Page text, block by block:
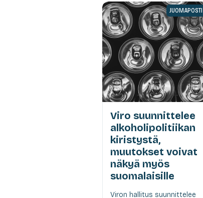
JUOMAPOSTI
Viro suunnittelee
alkoholipolitiikan
kiristystä,
muutokset voivat
näkyä myös
suomalaisille
Viron hallitus suunnittelee